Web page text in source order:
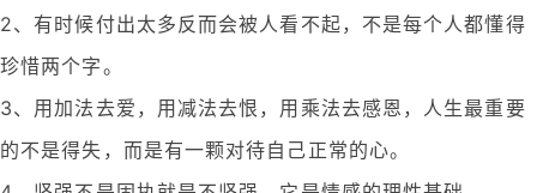
2、有时候付出太多反而会被人看不起，不是每个人都懂得
珍惜两个字。
3、用加法去爱，用减法去恨，用乘法去感恩，人生最重要
的不是得失，而是有一颗对待自己正常的心。